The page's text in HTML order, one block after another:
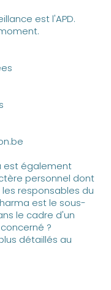
est l'APD.
est également
personnel dont
responsables du
est le sous-
le cadre d'un
?
détaillés au